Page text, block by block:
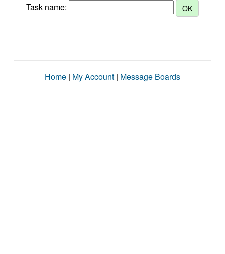
Task name:
Home | My Account | Message Boards